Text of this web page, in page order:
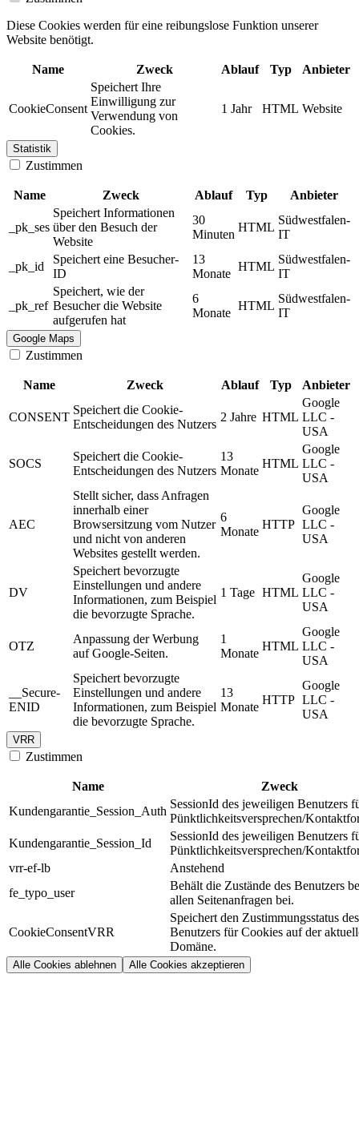
Diese Cookies werden für eine reibungslose Funktion unserer
Website benötigt.
Name Zweck Ablauf Typ Anbieter
CookieConsent
Speichert Ihre
Einwilligung zur
Verwendung von
Cookies.
1 Jahr HTML Website
Statistik
Zustimmen
Name Zweck Ablauf Typ Anbieter
_pk_ses
Speichert Informationen
über den Besuch der
Website
30
Minuten
HTML
Südwestfalen-
IT
_pk_id
Speichert eine Besucher-
ID
13
Monate
HTML
Südwestfalen-
IT
_pk_ref
Speichert, wie der
Besucher die Website
aufgerufen hat
6
Monate
HTML
Südwestfalen-
IT
Google Maps
Zustimmen
Name Zweck Ablauf Typ Anbieter
CONSENT
Speichert die Cookie-
Entscheidungen des Nutzers
2 Jahre HTML
Google
LLC -
USA
SOCS
Speichert die Cookie-
Entscheidungen des Nutzers
13
Monate
HTML
Google
LLC -
USA
AEC
Stellt sicher, dass Anfragen
innerhalb einer
Browsersitzung vom Nutzer
und nicht von anderen
Websites gestellt werden.
6
Monate
HTTP
Google
LLC -
USA
DV
Speichert bevorzugte
Einstellungen und andere
Informationen, zum Beispiel
die bevorzugte Sprache.
1 Tage HTML
Google
LLC -
USA
OTZ
Anpassung der Werbung
auf Google-Seiten.
1
Monate
HTML
Google
LLC -
USA
__Secure-
ENID
Speichert bevorzugte
Einstellungen und andere
Informationen, zum Beispiel
die bevorzugte Sprache.
13
Monate
HTTP
Google
LLC -
USA
VRR
Zustimmen
Name
Zweck
Kundengarantie_Session_Auth
SessionId des jeweiligen Benutzers
Pünktlichkeitsversprechen/
Kundengarantie_Session_Id
SessionId des jeweiligen Benutzers
Pünktlichkeitsversprechen/
vrr-ef-lb
Anstehend
fe_typo_user
Behält die Zustände des Benutzers
allen Seitenanfragen bei.
CookieConsentVRR
Speichert den Zustimmungsstatus des
Benutzers für Cookies auf der
Domäne.
Alle Cookies ablehnen Alle Cookies akzeptieren